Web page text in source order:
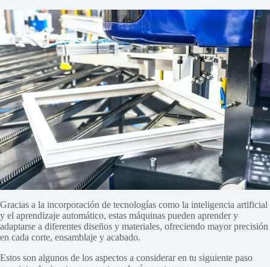
Gracias a la incorporación de tecnologías como la inteligencia artificial
y el aprendizaje automático, estas máquinas pueden aprender y
adaptarse a diferentes diseños y materiales, ofreciendo mayor precisión
en cada corte, ensamblaje y acabado.
Estos son algunos de los aspectos a considerar en tu siguiente paso